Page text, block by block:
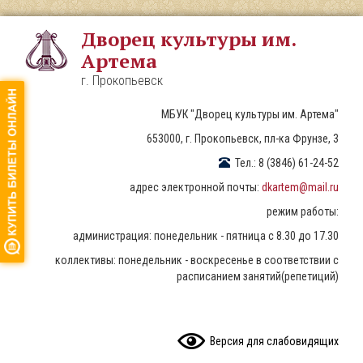
Перейти
основному
содержанию
Дворец культуры им.
Артема
г. Прокопьевск
МБУК "Дворец культуры им. Артема"
653000, г. Прокопьевск, пл-ка Фрунзе, 3
Тел.: 8 (3846) 61-24-52
адрес электронной почты: dkartem@mail.ru
режим работы:
администрация: понедельник - пятница с 8.30 до 17.30
коллективы: понедельник - воскресенье в соответствии с
расписанием занятий(репетиций)
Версия для слабовидящих